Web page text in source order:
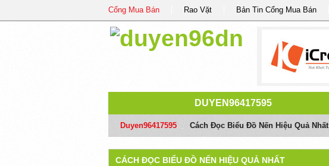
Cổng Mua Bán Rao Vặt Bản Tin Cổng Mua Bán
DUYEN96417595
Duyen96417595 Cách Đọc Biểu Đồ Nến Hiệu Quả Nhất
CÁCH ĐỌC BIỂU ĐỒ NẾN HIỆU QUẢ NHẤT